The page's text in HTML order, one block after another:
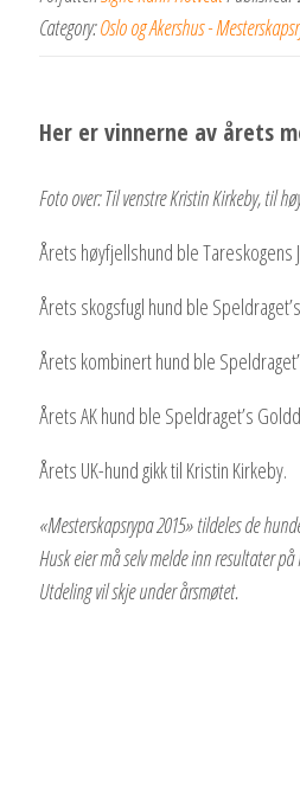
Category:Oslo og Akershus -
Her er vinnerne av årets
Foto over: Til venstre Kristin Kirkeby, til
Årets høyfjellshund ble Tareskogens
Årets skogsfugl hund ble
Årets kombinert hund ble
Årets AK hund ble Speldraget’s
Årets UK-hund gikk til Kristin Kirkeby.
«Mesterskapsrypa 2015» tildeles de
Husk eier må selv melde inn resultater
Utdeling vil skje under årsmøtet.